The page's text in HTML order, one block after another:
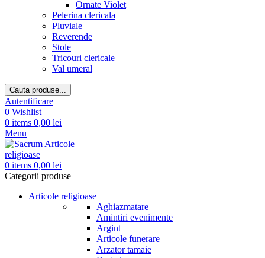
Ornate Violet
Pelerina clericala
Pluviale
Reverende
Stole
Tricouri clericale
Val umeral
Cauta produse...
Autentificare
0 Wishlist
0 items 0,00 lei
Menu
0 items 0,00 lei
Categorii produse
Articole religioase
Aghiazmatare
Amintiri evenimente
Argint
Articole funerare
Arzator tamaie